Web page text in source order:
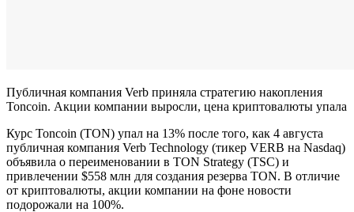
Публичная компания Verb приняла стратегию накопления
Toncoin. Акции компании выросли, цена криптовалюты упала
Курс Toncoin (TON) упал на 13% после того, как 4 августа
публичная компания Verb Technology (тикер VERB на Nasdaq)
объявила о переименовании в TON Strategy (TSC) и
привлечении $558 млн для создания резерва TON. В отличие
от криптовалюты, акции компании на фоне новости
подорожали на 100%.